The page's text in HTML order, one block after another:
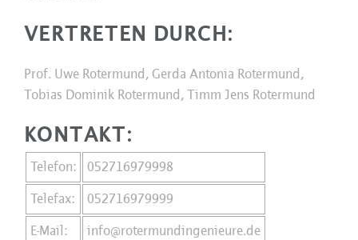
VERTRETEN DURCH:
Prof. Uwe Rotermund, Gerda Antonia Rotermund,
Tobias Dominik Rotermund, Timm Jens Rotermund
KONTAKT:
Telefon:
052716979998
Telefax:
052716979999
E-Mail:
info@rotermundingenieure.de